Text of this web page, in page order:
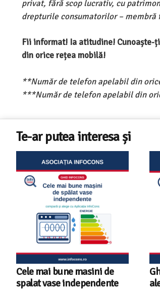
privat, fără scop lucrativ, cu
drepturile consumatorilor –
Fii informat! Ia atitudine!
din orice rețea mobilă!
**Număr de telefon apelabil din
***Număr de telefon apelabil din
Te-ar putea interesa și
Cele mai bune masini de
spalat vase independente